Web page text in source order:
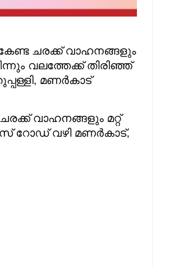
ചരക്ക് വാഹനങ്ങളും
വലത്തേക്ക് തിരിഞ്ഞ്
മണർകാട്
വാഹനങ്ങളും മറ്റ്
റോഡ് വഴി മണർകാട്,